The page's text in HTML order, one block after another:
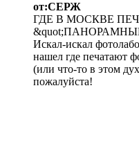
от:СЕРЖ
ГДЕ В МОСКВЕ
Искал-искал
нашел где печатают
(или что-то в этом
пожалуйста!